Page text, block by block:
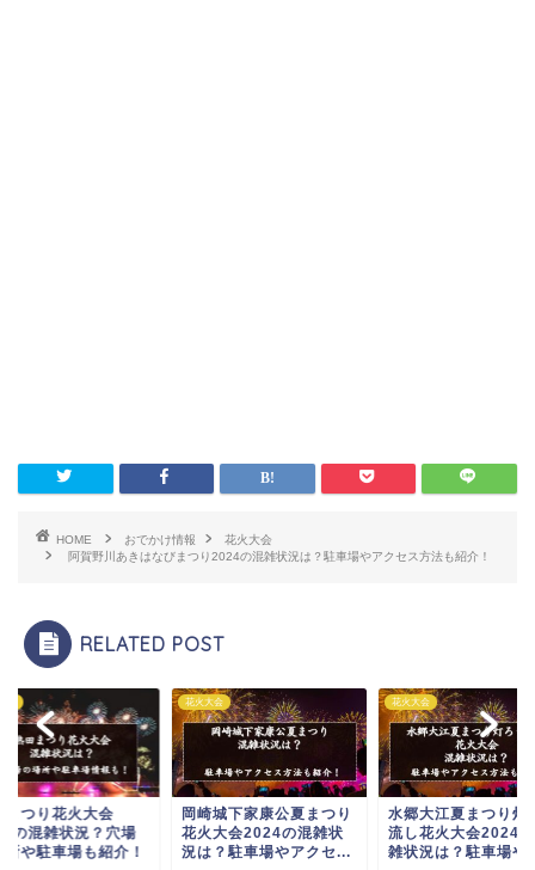
HOME おでかけ情報
花火大会
阿賀野川あきはなびまつり2024の混雑状況は？駐車場やアクセス方法も紹介！
RELATED POST
まつり花火大会
の混雑状況？穴場
所や駐車場も紹介！
花火大会
岡崎城下家康公夏まつり
花火大会2024の混雑状
況は？駐車場やアクセ...
花火大会
水郷大江夏まつり灯
流し花火大会2024
雑状況は？駐車場や